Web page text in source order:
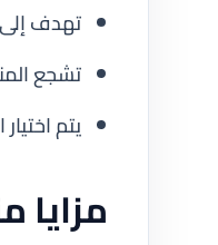
تهدف
تشجع
يتم
مزايا